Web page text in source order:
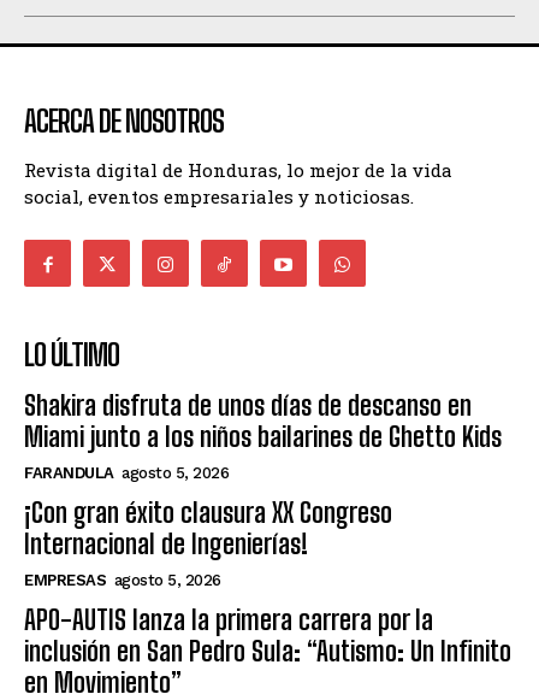
ACERCA DE NOSOTROS
Revista digital de Honduras, lo mejor de la vida
social, eventos empresariales y noticiosas.
LO ÚLTIMO
Shakira disfruta de unos días de descanso en
Miami junto a los niños bailarines de Ghetto Kids
FARANDULA agosto 5, 2026
¡Con gran éxito clausura XX Congreso
Internacional de Ingenierías!
EMPRESAS agosto 5, 2026
APO-AUTIS lanza la primera carrera por la
inclusión en San Pedro Sula: “Autismo: Un Infinito
en Movimiento”